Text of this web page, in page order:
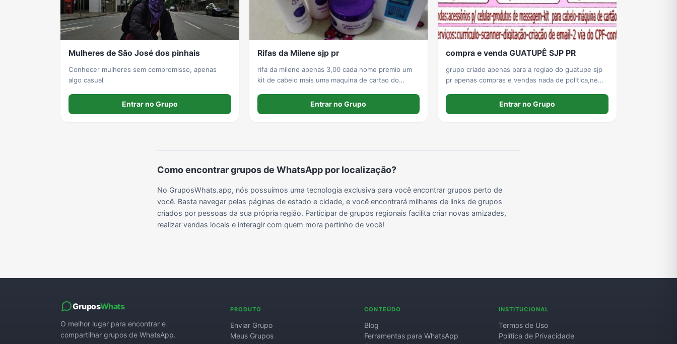
Mulheres de São José dos pinhais
Conhecer mulheres sem compromisso, apenas
algo casual
Entrar no Grupo
Rifas da Milene sjp pr
rifa da milene apenas 3,00 cada nome premio um
kit de cabelo mais uma maquina de cartao do
nome da sorte. para ganhador o kit sera entregue
em sua residencia somente para pessoal de sao
Entrar no Grupo
compra e venda GUATUPÊ SJP PR
grupo criado apenas para a regiao do guatupe sjp
pr apenas compras e vendas nada de politica,nem
excluido. postem seus desapegos.
Entrar no Grupo
Como encontrar grupos de WhatsApp por localização?
No GruposWhats.app, nós possuímos uma tecnologia exclusiva para você encontrar grupos perto de
você. Basta navegar pelas páginas de estado e cidade, e você encontrará milhares de links de grupos
criados por pessoas da sua própria região. Participar de grupos regionais facilita criar novas amizades,
realizar vendas locais e interagir com quem mora pertinho de você!
GruposWhats
O melhor lugar para encontrar e
compartilhar grupos de WhatsApp.
PRODUTO
Enviar Grupo
Meus Grupos
CONTEÚDO
Blog
Ferramentas para WhatsApp
INSTITUCIONAL
Termos de Uso
Política de Privacidade